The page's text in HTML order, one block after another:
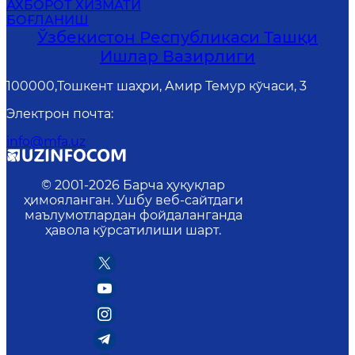
АХБОРОТ ХИЗМАТИ
БОҒЛАНИШ
Ўзбекистон Республикаси Ташқи
Ишлар Вазирлиги
100000,Тошкент шаҳри, Амир Темур кўчаси, 3
Электрон почта:
info@mfa.uz
© 2001-2026 Барча ҳуқуқлар
ҳимояланган. Ушбу веб-сайтдаги
маълумотлардан фойдаланганда
ҳавола кўрсатилиши шарт.